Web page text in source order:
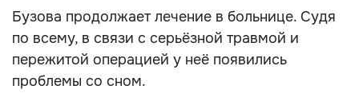
Бузова продолжает лечение в больнице. Судя
по всему, в связи с серьёзной травмой и
пережитой операцией у неё появились
проблемы со сном.